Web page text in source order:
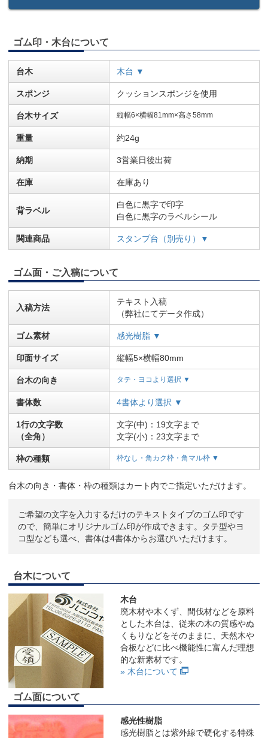
ゴム印・木台について
台木 木台 ▼
スポンジ クッションスポンジを使用
台木サイズ 縦幅6×横幅81mm×高さ58mm
重量 約24g
納期 3営業日後出荷
在庫 在庫あり
背ラベル
白色に黒字で印字
白色に黒字のラベルシール
関連商品 スタンプ台（別売り）▼
ゴム面・ご入稿について
入稿方法
テキスト入稿
（弊社にてデータ作成）
ゴム素材 感光樹脂 ▼
印面サイズ 縦幅5×横幅80mm
台木の向き タテ・ヨコより選択 ▼
書体数 4書体より選択 ▼
1行の文字数
（全角）
文字(中)：19文字まで
文字(小)：23文字まで
枠の種類 枠なし・角カク枠・角マル枠 ▼
台木の向き・書体・枠の種類はカート内でご指定いただけます。
ご希望の文字を入力するだけのテキストタイプのゴム印です
ので、簡単にオリジナルゴム印が作成できます。タテ型やヨ
コ型なども選べ、書体は4書体からお選びいただけます。
台木について
木台
廃木材や木くず、間伐材などを原料
とした木台は、従来の木の質感やぬ
くもりなどをそのままに、天然木や
合板などに比べ機能性に富んだ理想
的な新素材です。
» 木台について
ゴム面について
感光性樹脂
感光樹脂とは紫外線で硬化する特殊